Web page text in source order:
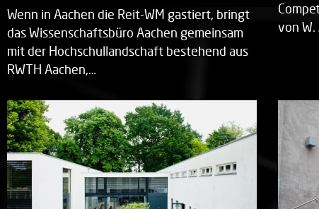
Wenn in Aachen die Reit-WM gastiert, bringt
das Wissenschaftsbüro Aachen gemeinsam
mit der Hochschullandschaft bestehend aus
RWTH Aachen,…
von W.